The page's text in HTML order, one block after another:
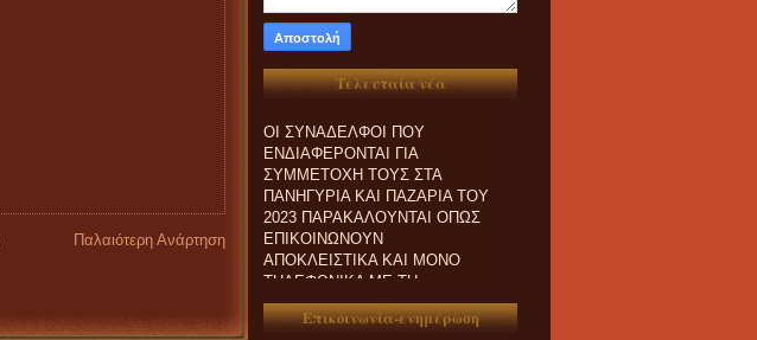
Παλαιότερη Ανάρτηση
Τελευταία νέα
ΕΝΔΙΑΦΕΡΟΝΤΑΙ ΓΙΑ
ΣΥΜΜΕΤΟΧΗ ΤΟΥΣ ΣΤΑ
ΠΑΝΗΓΥΡΙΑ ΚΑΙ ΠΑZΑΡΙΑ ΤΟΥ
2023 ΠΑΡΑΚΑΛΟΥΝΤΑΙ ΟΠΩΣ
ΕΠΙΚΟΙΝΩΝΟΥΝ
ΑΠΟΚΛΕΙΣΤΙΚΑ ΚΑΙ ΜΟΝΟ
ΤΗΛΕΦΩΝΙΚΑ ΜΕ ΤΗ
ΓΡΑΜΜΑΤΕΙΑ ΜΑΣ.
Επικοινωνία-ενημέρωση